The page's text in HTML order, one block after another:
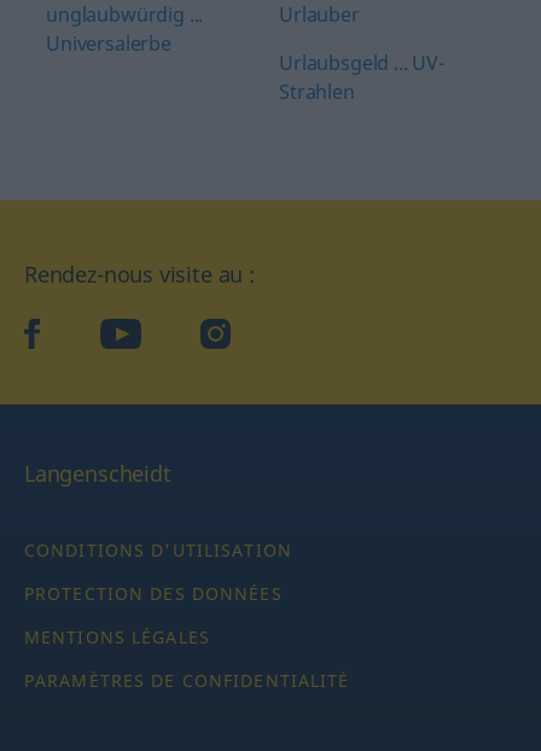
unglaubwürdig ...
Universalerbe
Urlauber
Urlaubsgeld ... UV-
Strahlen
Rendez-nous visite au :
facebookYouTube Instagram
Langenscheidt
CONDITIONS D'UTILISATION
PROTECTION DES DONNÉES
MENTIONS LÉGALES
PARAMÈTRES DE CONFIDENTIALITÉ